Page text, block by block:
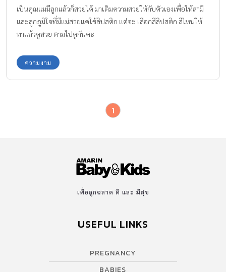
เป็นคุณแม่มีลูกแล้วก็สวยได้ มาเติมความสวยให้กับตัวเองเพื่อให้สามี
และลูกภูมิใจที่มีแม่สวยแค่ใช้ลิปสติก แต่จะ เลือกสีลิปสติก สีไหนให้
ทาแล้วดูสวย ตามไปดูกันค่ะ
ความงาม
1
เพื่อลูกฉลาด ดี และ มีสุข
USEFUL LINKS
PREGNANCY